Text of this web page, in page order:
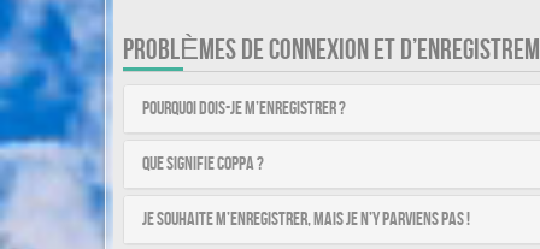
PROBLÈMES DE CONNEXION ET
Pourquoi dois-je m’enregistrer ?
Que signifie COPPA ?
Je souhaite m’enregistrer, mais je n’y parviens pas !